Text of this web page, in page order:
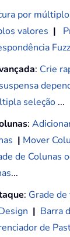
por
valores |
: Crie
seleção ...
:
| Mover
de Colunas
...
: Grade de
| Barra
de